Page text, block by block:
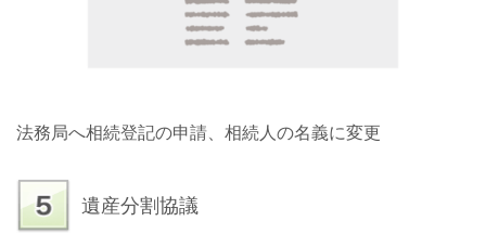
法務局へ相続登記の申請、相続人の名義に変更
遺産分割協議